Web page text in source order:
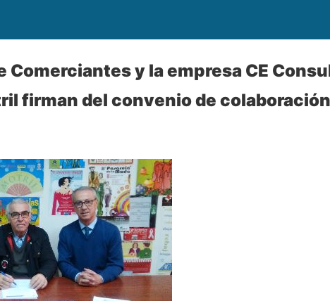
Comerciantes y la empresa CE
firman del convenio de colaboración